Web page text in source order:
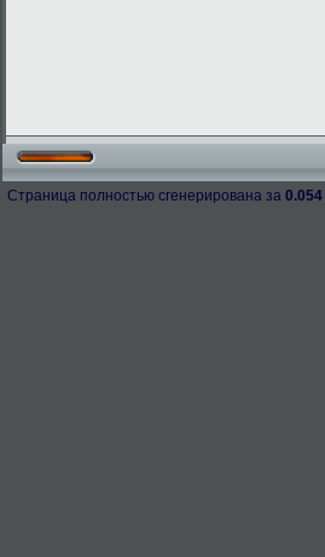
Страница полностью сгенерирована за 0.054